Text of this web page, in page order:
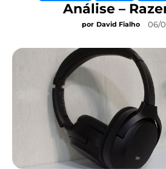
Análise –
por David Fialho 06/